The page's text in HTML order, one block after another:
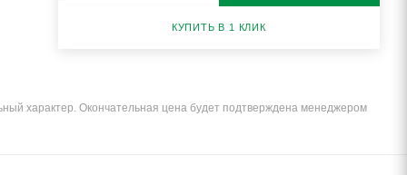
КУПИТЬ В 1 КЛИК
характер. Окончательная цена будет подтверждена менеджером